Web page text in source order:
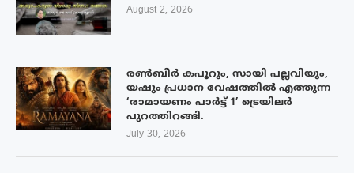
August 2, 2026
രൺബീർ കപൂറും, സായി പല്ലവിയും,
യഷും പ്രധാന വേഷത്തിൽ എത്തുന്ന
‘രാമായണം പാർട്ട് 1’ ട്രെയിലർ
പുറത്തിറങ്ങി.
July 30, 2026